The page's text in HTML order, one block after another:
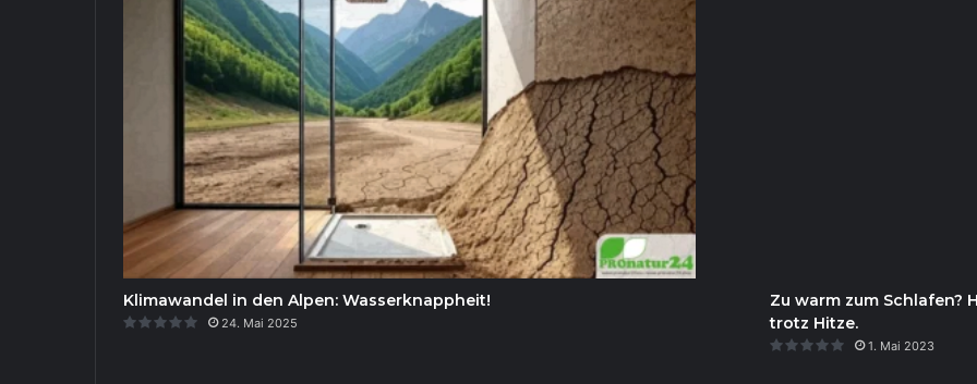
Klimawandel in den Alpen: Wasserknappheit!
24. Mai 2025
Zu warm zum Schlafen?
trotz Hitze.
1. Mai 2023